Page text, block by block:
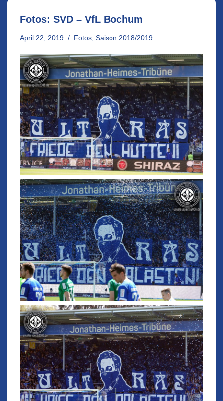
Fotos: SVD – VfL Bochum
April 22, 2019 Fotos, Saison 2018/2019